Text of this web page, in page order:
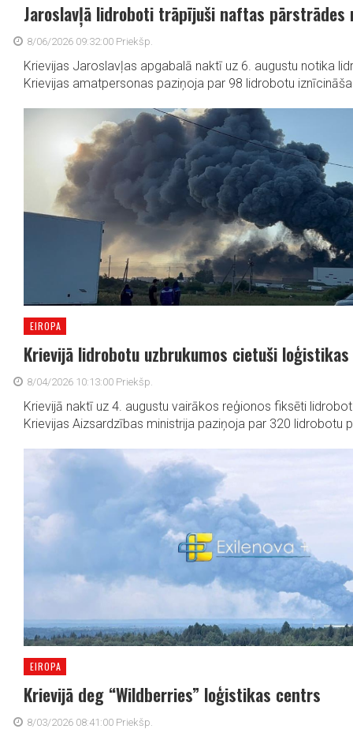
Jaroslavļā lidroboti trāpījuši naftas pārstrādes
8/06/2026 09:32:00 Priekšp.
Krievijas Jaroslavļas apgabalā naktī uz 6. augustu notika
Krievijas amatpersonas paziņoja par 98 lidrobotu
EIROPA
Krievijā lidrobotu uzbrukumos cietuši
8/04/2026 10:13:00 Priekšp.
Krievijā naktī uz 4. augustu vairākos reģionos fiksēti
Krievijas Aizsardzības ministrija paziņoja par 320 lidrobotu
EIROPA
Krievijā deg “Wildberries” loģistikas centrs
8/03/2026 08:41:00 Priekšp.